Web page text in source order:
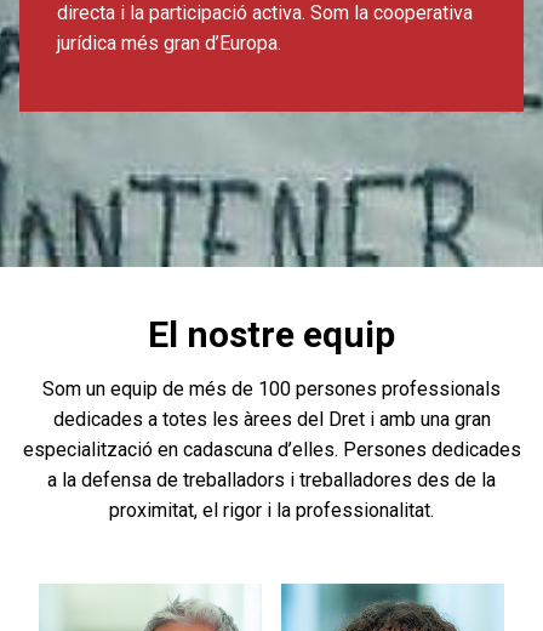
directa i la participació activa. Som la cooperativa
jurídica més gran d’Europa.
El nostre equip
Som un equip de més de 100 persones professionals
dedicades a totes les àrees del Dret i amb una gran
especialització en cadascuna d’elles. Persones dedicades
a la defensa de treballadors i treballadores des de la
proximitat, el rigor i la professionalitat.